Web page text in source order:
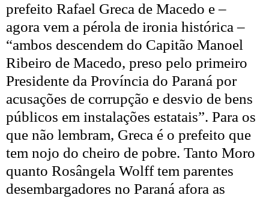
prefeito Rafael Greca de Macedo e –
agora vem a pérola de ironia histórica –
“ambos descendem do Capitão Manoel
Ribeiro de Macedo, preso pelo primeiro
Presidente da Província do Paraná por
acusações de corrupção e desvio de bens
públicos em instalações estatais”. Para os
que não lembram, Greca é o prefeito que
tem nojo do cheiro de pobre. Tanto Moro
quanto Rosângela Wolff tem parentes
desembargadores no Paraná afora as